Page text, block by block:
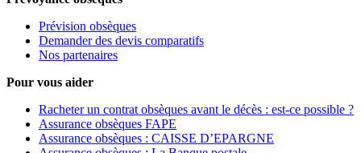
Prévision obsèques
Demander des devis comparatifs
Nos partenaires
Pour vous aider
Racheter un contrat obsèques avant le décès : est-ce possible ?
Assurance obsèques FAPE
Assurance obsèques : CAISSE D’EPARGNE